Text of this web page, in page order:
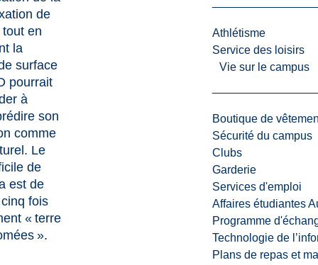
Athlétisme
Service des loisirs
Vie sur le campus
Boutique de
Sécurité du campus
Clubs
Garderie
Services d'emploi
Affaires étudiantes
Programme
Technologie de
Plans de repas et
de
en
la
surface
pourrait
à
son
comme
Le
de
est de
fois
« terre
».